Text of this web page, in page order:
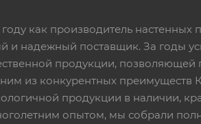
как производитель
и надежный поставщик. За
продукции,
из конкурентных преимуществ
продукции в наличии,
опытом, мы собрали